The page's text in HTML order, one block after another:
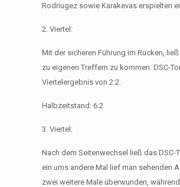
Rodriugez sowie Karakevas erspielten
2. Viertel:
Mit der sicheren Führung im Rücken,
zu eigenen Treffern zu kommen. DSC-
Viertelergebnis von 2:2.
Halbzeitstand: 6:2
3. Viertel:
Nach dem Seitenwechsel ließ das
ein ums andere Mal lief man sehenden
zwei weitere Male überwunden,